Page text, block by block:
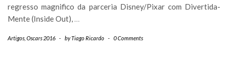
regresso magnifico da parceria Disney/Pixar com Divertida-
Mente (Inside Out), …
Artigos Oscars 2016 - byTiago Ricardo - 0 Comments